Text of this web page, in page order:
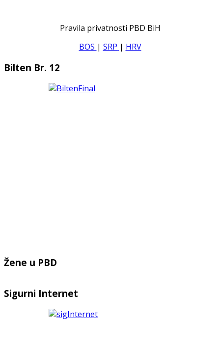
Pravila privatnosti PBD BiH
BOS | SRP | HRV
Bilten Br. 12
Žene u PBD
Sigurni Internet